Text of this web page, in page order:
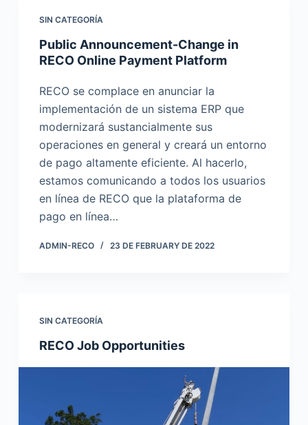
SIN CATEGORÍA
Public Announcement-Change in
RECO Online Payment Platform
RECO se complace en anunciar la
implementación de un sistema ERP que
modernizará sustancialmente sus
operaciones en general y creará un entorno
de pago altamente eficiente. Al hacerlo,
estamos comunicando a todos los usuarios
en línea de RECO que la plataforma de
pago en línea…
ADMIN-RECO 23 DE FEBRUARY DE 2022
SIN CATEGORÍA
RECO Job Opportunities